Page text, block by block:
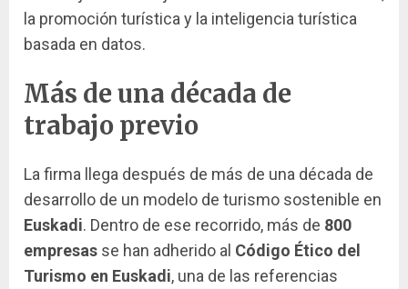
la promoción turística y la inteligencia turística
basada en datos.
Más de una década de
trabajo previo
La firma llega después de más de una década de
desarrollo de un modelo de turismo sostenible en
Euskadi. Dentro de ese recorrido, más de 800
empresas se han adherido al Código Ético del
Turismo en Euskadi, una de las referencias